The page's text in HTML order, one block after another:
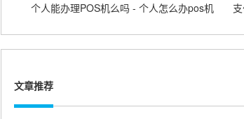
个人能办理POS机么吗 - 个人怎么办pos机
文章推荐